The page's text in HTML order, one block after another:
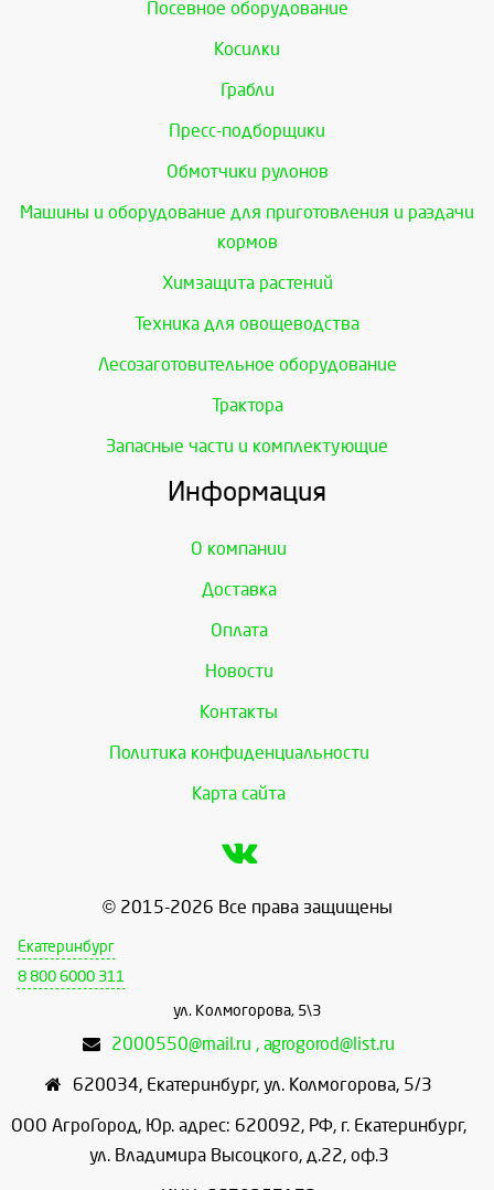
Посевное оборудование
Косилки
Грабли
Пресс-подборщики
Обмотчики рулонов
Машины и оборудование для приготовления и раздачи
кормов
Химзащита растений
Техника для овощеводства
Лесозаготовительное оборудование
Трактора
Запасные части и комплектующие
Информация
О компании
Доставка
Оплата
Новости
Контакты
Политика конфиденциальности
Карта сайта
© 2015-2026 Все права защищены
Екатеринбург
8 800 6000 311
ул. Колмогорова, 5\3
2000550@mail.ru , agrogorod@list.ru
620034, Екатеринбург, ул. Колмогорова, 5/3
ООО АгроГород, Юр. адрес: 620092, РФ, г. Екатеринбург,
ул. Владимира Высоцкого, д.22, оф.3